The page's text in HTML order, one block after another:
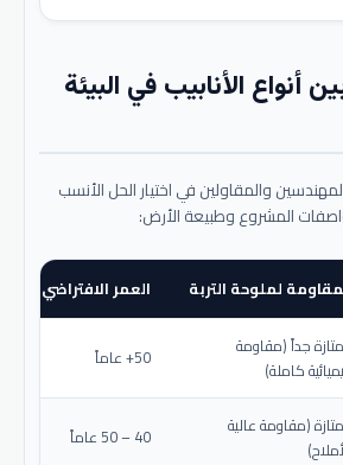
أنواع الأنابيب في البيئة
والمقاولين في اختيار الحل الأنسب
المشروع وطبيعة الأرض:
لملوحة التربة العمر الافتراضي
جداً (مقاومة
كاملة)
50+ عاماً
(مقاومة عالية
40 – 50 عاماً